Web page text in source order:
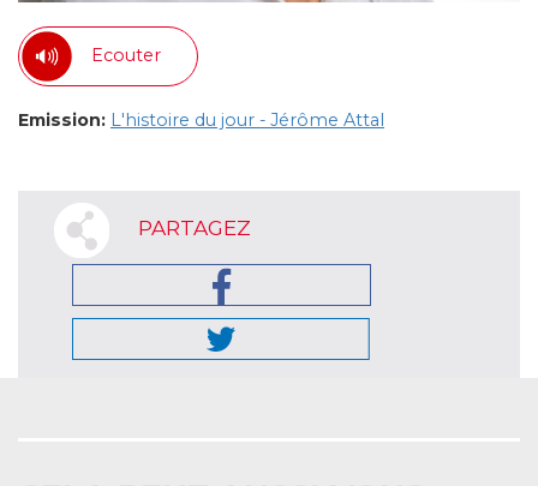
Ecouter
Emission: L'histoire du jour - Jérôme Attal
PARTAGEZ